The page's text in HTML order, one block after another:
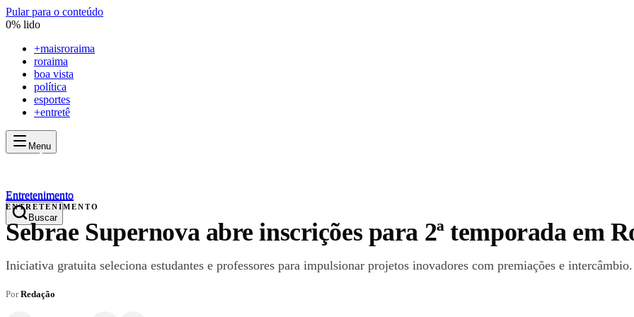
Pular para o conteúdo
0% lido
+maisroraima
roraima
boa vista
política
esportes
+entretê
Menu
maisroraima
Entretenimento
Buscar
Entretenimento
ENTRETENIMENTO
Sebrae Supernova abre inscrições para 2ª temporada em
Iniciativa gratuita seleciona estudantes e professores para impulsionar projetos inovadores com premiações e intercâmbio.
PorRedação